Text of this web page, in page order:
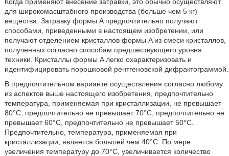
для широкомасштабного производства (больше чем 5 кг)
вещества. Затравку формы A предпочтительно получают
способами, приведенными в настоящем изобретении, или
получают отделением кристаллов формы A из смеси кристаллов,
полученных согласно способам предшествующего уровня
техники. Кристаллы формы A легко охарактеризовать и
идентифицировать порошковой рентгеновской дифрактограммой.
В предпочтительном варианте осуществления согласно любому
из аспектов выше настоящего изобретения, предпочтительно
температура, применяемая при кристаллизации, не превышает
80°C, предпочтительно не превышает 70°C, предпочтительно не
превышает 60°C, предпочтительно не превышает 50°C.
Предпочтительно, температура, применяемая при
кристаллизации, является большей чем 40°C. По мере
увеличения температуру до 70°C, увеличивается количество